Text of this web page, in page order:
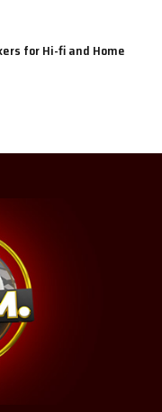
for Hi-fi and Home